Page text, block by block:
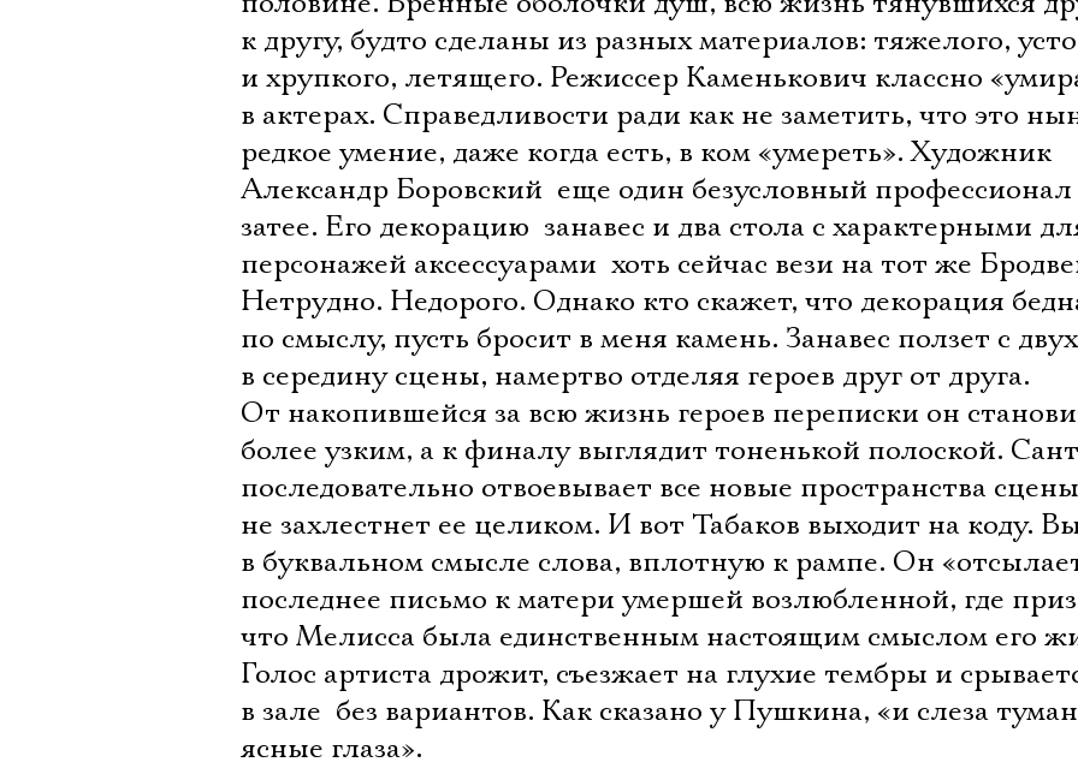
к другу, будто сделаны из разных материалов: тяжелого,
и хрупкого, летящего. Режиссер Каменькович классно
в актерах. Справедливости ради как не заметить, что это
редкое умение, даже когда есть, в ком «умереть». Художник
Александр Боровский  еще один безусловный профессионал
затее. Его декорацию  занавес и два стола с характерными
персонажей аксессуарами  хоть сейчас вези на тот же
Нетрудно. Недорого. Однако кто скажет, что декорация
по смыслу, пусть бросит в меня камень. Занавес ползет с
в середину сцены, намертво отделяя героев друг от друга.
От накопившейся за всю жизнь героев переписки он
более узким, а к финалу выглядит тоненькой полоской.
последовательно отвоевывает все новые пространства
не захлестнет ее целиком. И вот Табаков выходит на коду.
в буквальном смысле слова, вплотную к рампе. Он
последнее письмо к матери умершей возлюбленной, где
что Мелисса была единственным настоящим смыслом его
Голос артиста дрожит, съезжает на глухие тембры и
в зале  без вариантов. Как сказано у Пушкина, «и слеза
ясные глаза».
Электропочта
Ознакомиться